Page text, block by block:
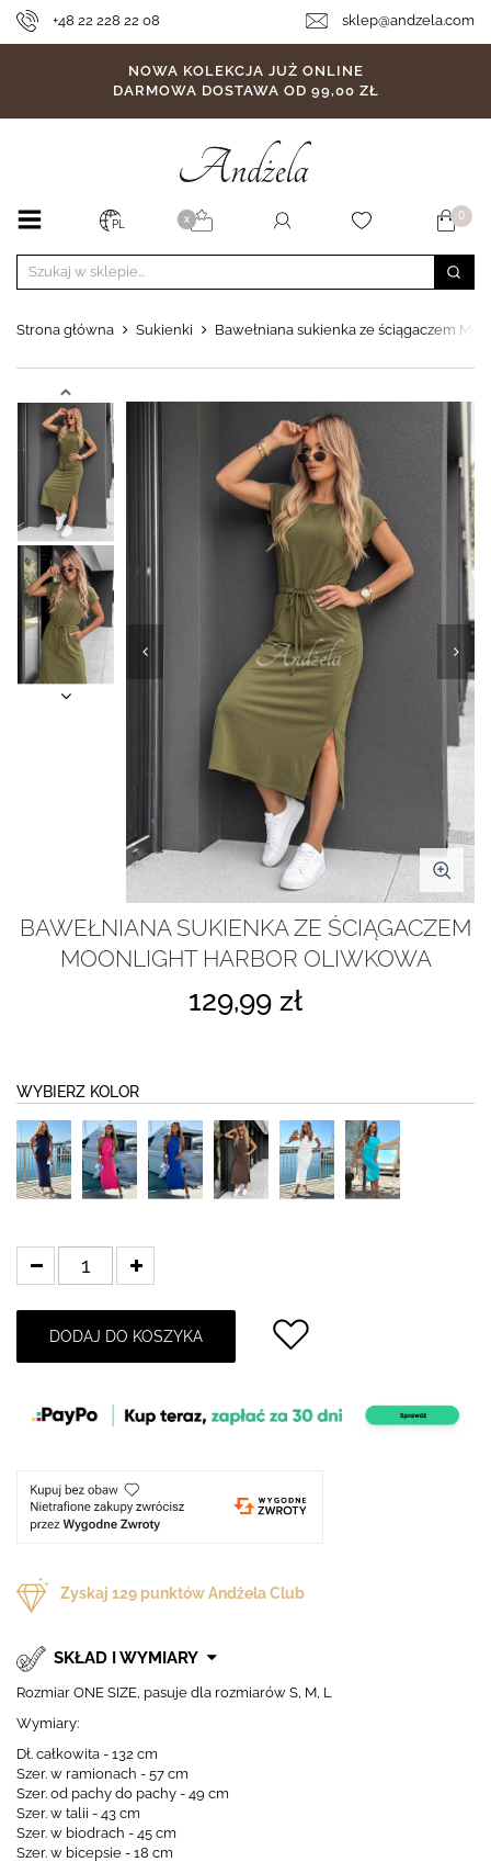
+48 22 228 22 08 sklep@andzela.com
NOWA KOLEKCJA JUŻ ONLINE
DARMOWA DOSTAWA OD 99,00 ZŁ
PL X 0
Strona główna Sukienki Bawełniana sukienka ze ściągaczem
BAWEŁNIANA SUKIENKA ZE ŚCIĄGACZEM
MOONLIGHT HARBOR OLIWKOWA
129,99 zł
WYBIERZ KOLOR
DODAJ DO KOSZYKA
Zyskaj 129 punktów Andżela Club
SKŁAD I WYMIARY
Rozmiar ONE SIZE, pasuje dla rozmiarów S, M, L
Wymiary:
Dł. całkowita - 132 cm
Szer. w ramionach - 57 cm
Szer. od pachy do pachy - 49 cm
Szer. w talii - 43 cm
Szer. w biodrach - 45 cm
Szer. w bicepsie - 18 cm